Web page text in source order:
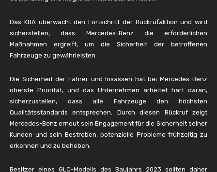
Das KBA überwacht den Fortschritt der Rückrufaktion und wird
sicherstellen, dass Mercedes-Benz die erforderlichen
Maßnahmen ergreift, um die Sicherheit der betroffenen
Fahrzeuge zu gewährleisten.
Die Sicherheit der Fahrer und Insassen hat bei Mercedes-Benz
oberste Priorität, und das Unternehmen arbeitet hart daran,
sicherzustellen, dass alle Fahrzeuge den höchsten
Qualitätsstandards entsprechen. Durch diesen Rückruf zeigt
Mercedes-Benz erneut sein Engagement für die Sicherheit seiner
Kunden und sein Bestreben, potenzielle Probleme frühzeitig zu
erkennen und zu beheben.
Besitzer eines GLC-Modells des Baujahrs 2023 sollten daher